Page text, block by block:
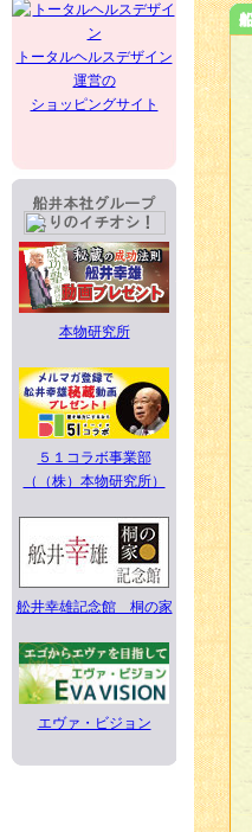
トータルヘルスデザイン
運営の
ショッピングサイト
本物研究所
５１コラボ事業部
（（株）本物研究所）
舩井幸雄記念館 桐の家
エヴァ・ビジョン